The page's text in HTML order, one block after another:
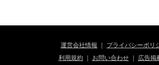
運営会社情報
プライバシーポリ
利用規約
お問い合わせ
広告掲